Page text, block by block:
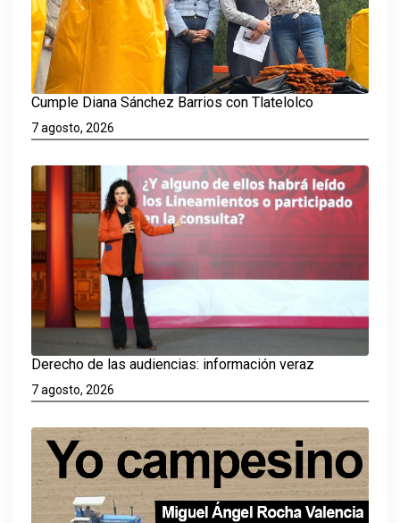
Cumple Diana Sánchez Barrios con Tlatelolco
7 agosto, 2026
Derecho de las audiencias: información veraz
7 agosto, 2026